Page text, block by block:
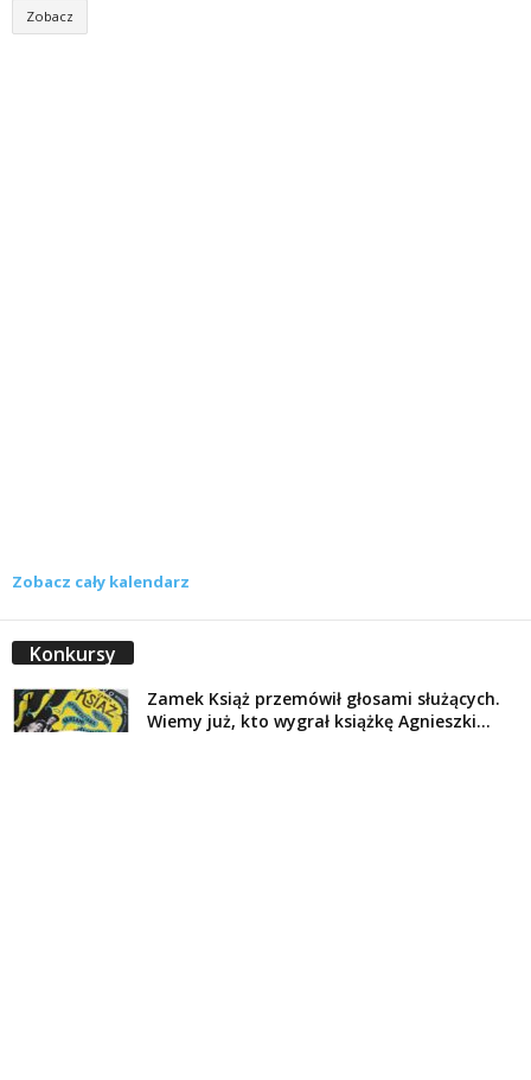
Zobacz
Zobacz cały kalendarz
Konkursy
Zamek Książ przemówił głosami służących.
Wiemy już, kto wygrał książkę Agnieszki...